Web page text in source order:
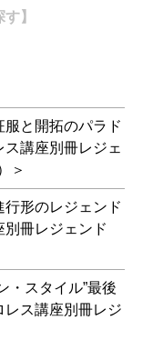
】
と開拓のパラド
講座別冊レジェ
＞
形のレジェンド
冊レジェンド
・スタイル”最後
ス講座別冊レジ